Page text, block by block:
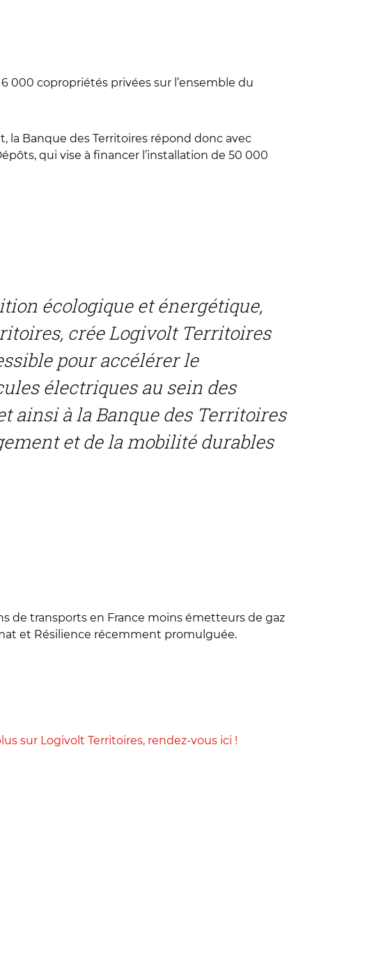
000 copropriétés privées sur l’ensemble du
la Banque des Territoires répond donc avec
qui vise à financer l’installation de 50 000
écologique et énergétique,
crée Logivolt Territoires
pour accélérer le
électriques au sein des
ainsi à la Banque des Territoires
et de la mobilité durables
de transports en France moins émetteurs de gaz
et Résilience récemment promulguée.
sur Logivolt Territoires, rendez-vous ici !